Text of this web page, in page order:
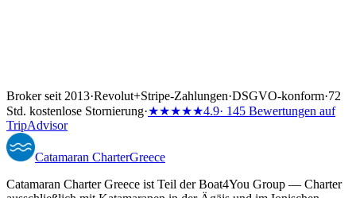
Broker seit 2013·Revolut+Stripe-Zahlungen·DSGVO-konform·72
Std. kostenlose Stornierung·★★★★★4.9· 145 Bewertungen auf
TripAdvisor
Catamaran CharterGreece
Catamaran Charter Greece ist Teil der Boat4You Group — Charter